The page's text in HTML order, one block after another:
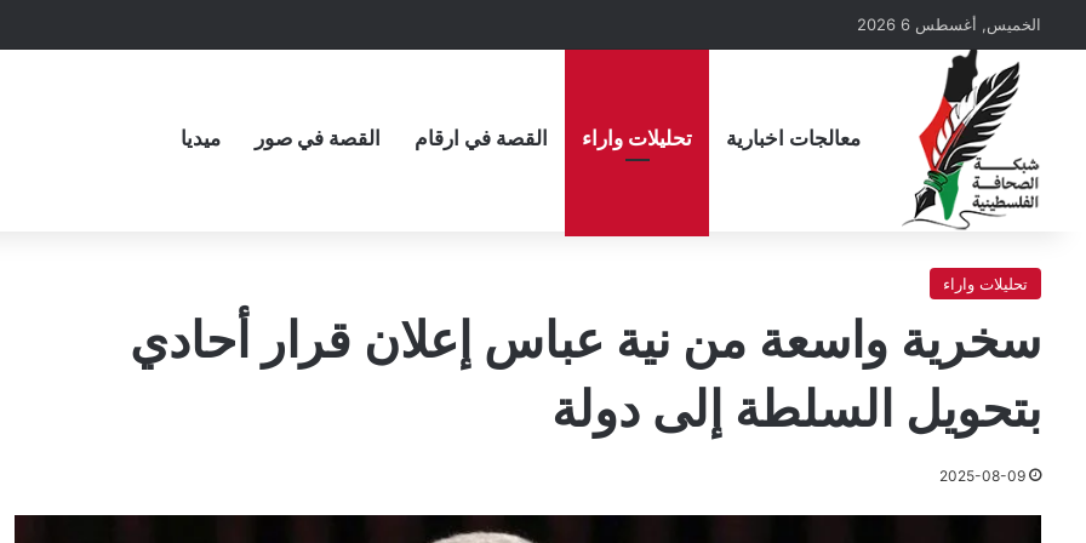
الخميس, أغسطس 6 2026
معالجات اخبارية تحليلات واراء القصة في ارقام القصة في صور ميديا
تحليلات واراء
سخرية واسعة من نية عباس إعلان قرار أحادي
بتحويل السلطة إلى دولة
2025-08-09